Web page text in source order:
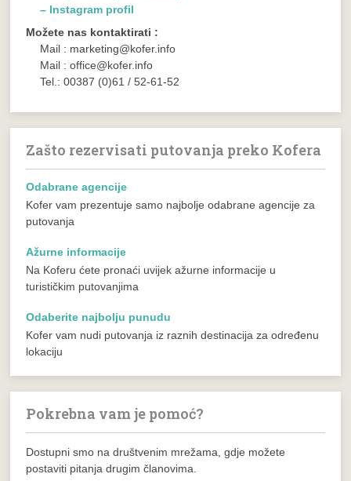
– Instagram profil
Možete nas kontaktirati :
Mail : marketing@kofer.info
Mail : office@kofer.info
Tel.: 00387 (0)61 / 52-61-52
Zašto rezervisati putovanja preko Kofera
Odabrane agencije
Kofer vam prezentuje samo najbolje odabrane agencije za
putovanja
Ažurne informacije
Na Koferu ćete pronaći uvijek ažurne informacije u
turističkim putovanjima
Odaberite najbolju punudu
Kofer vam nudi putovanja iz raznih destinacija za određenu
lokaciju
Pokrebna vam je pomoć?
Dostupni smo na društvenim mrežama, gdje možete
postaviti pitanja drugim članovima.